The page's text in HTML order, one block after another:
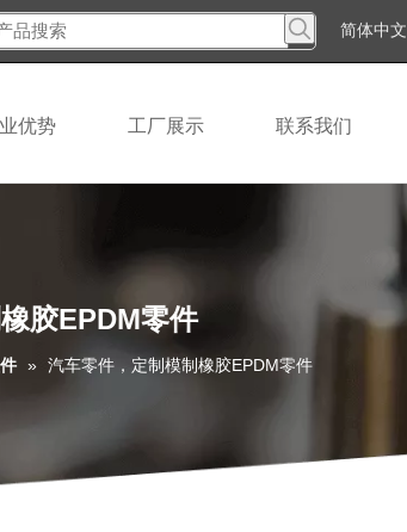
简体中文
优势 工厂展示 联系我们
胶EPDM零件
» 汽车零件，定制模制橡胶EPDM零件